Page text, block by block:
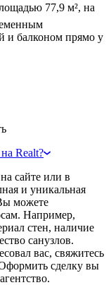
77,9 м², на
и балконом прямо у
Realt?
сайте или в
и уникальная
можете
Например,
стен, наличие
санузлов.
вас, свяжитесь
сделку вы